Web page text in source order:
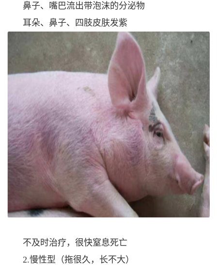
鼻子、嘴巴流出带泡沫的分泌物
耳朵、鼻子、四肢皮肤发紫
不及时治疗，很快窒息死亡
2.慢性型（拖很久，长不大）